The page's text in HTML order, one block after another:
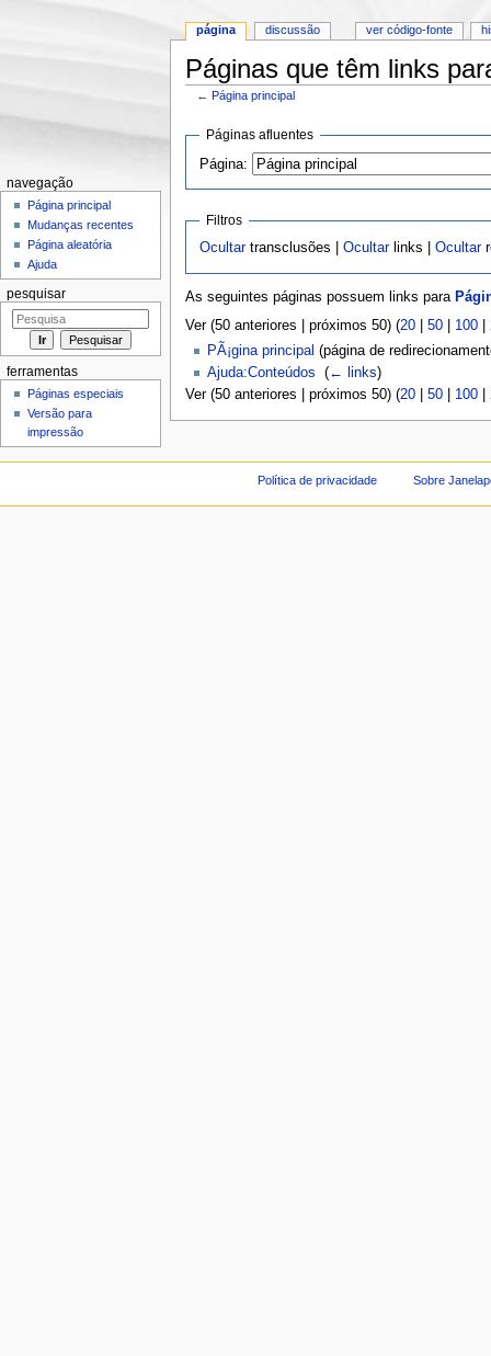
Páginas que têm links
←Página principal
Páginas afluentes
Página:
Filtros
Ocultartransclusões |Ocultarlinks |Ocultar
As seguintes páginas possuem links para
Ver (50 anteriores | próximos 50) (20| 50| 100|
PÃ¡gina principal (página de
Ajuda:Conteúdos
(← links)
Ver (50 anteriores | próximos 50) (20| 50| 100|
página discussão ver código-fonte
navegação
Página principal
Mudanças recentes
Página aleatória
Ajuda
pesquisar
ferramentas
Páginas especiais
Versão para
impressão
Política de privacidade Sobre